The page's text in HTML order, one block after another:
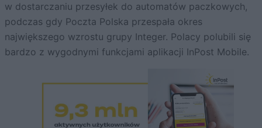
w dostarczaniu przesyłek do automatów paczkowych,
podczas gdy Poczta Polska przespała okres
największego wzrostu grupy Integer. Polacy polubili się
bardzo z wygodnymi funkcjami aplikacji InPost Mobile.